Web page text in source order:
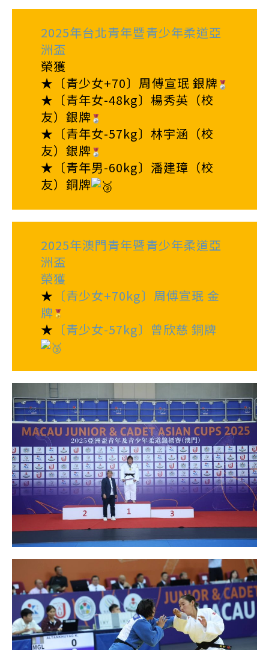
2025年台北青年暨青少年柔道亞
洲盃
榮獲
★〔青少女+70〕周傅宣珉 銀牌
★〔青年女-48kg〕楊秀英（校
友）銀牌
★〔青年女-57kg〕林宇涵（校
友）銀牌
★〔青年男-60kg〕潘建璋（校
友）銅牌
2025年澳門青年暨青少年柔道亞
洲盃
榮獲
★ 〔青少女+70kg〕周傅宣珉 金
牌
★ 〔青少女-57kg〕曾欣慈 銅牌